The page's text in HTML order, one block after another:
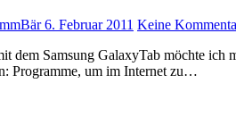
6. Februar 2011 Keine
Programme, um im Internet zu…